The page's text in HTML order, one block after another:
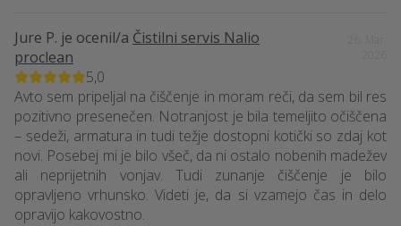
Jure P. je ocenil/a Čistilni servis Nalio
proclean
5,0
Avto sem pripeljal na čiščenje in moram reči, da sem bil res
pozitivno presenečen. Notranjost je bila temeljito očiščena
– sedeži, armatura in tudi težje dostopni kotički so zdaj kot
novi. Posebej mi je bilo všeč, da ni ostalo nobenih madežev
ali neprijetnih vonjav. Tudi zunanje čiščenje je bilo
opravljeno vrhunsko. Videti je, da si vzamejo čas in delo
opravijo kakovostno.